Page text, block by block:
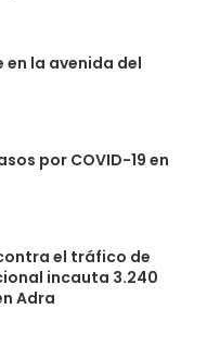
en la avenida del
por COVID-19 en
el tráfico de
incauta 3.240
Adra